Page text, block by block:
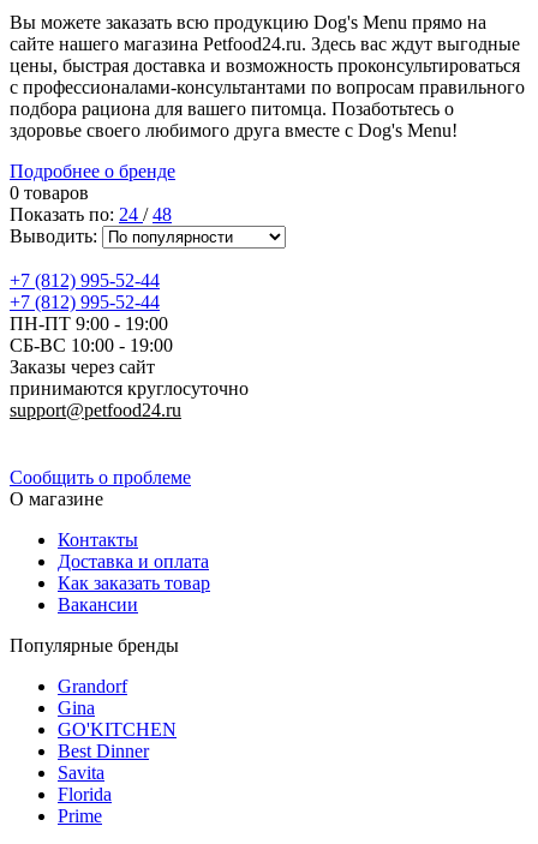
Вы можете заказать всю продукцию Dog's Menu прямо на
сайте нашего магазина Petfood24.ru. Здесь вас ждут выгодные
цены, быстрая доставка и возможность проконсультироваться
с профессионалами-консультантами по вопросам правильного
подбора рациона для вашего питомца. Позаботьтесь о
здоровье своего любимого друга вместе с Dog's Menu!
Подробнее о бренде
0 товаров
Показать по: 24 /48
Выводить:
+7 (812) 995-52-44
+7 (812) 995-52-44
ПН-ПТ 9:00 - 19:00
СБ-ВС 10:00 - 19:00
Заказы через сайт
принимаются круглосуточно
support@petfood24.ru
Сообщить о проблеме
О магазине
Контакты
Доставка и оплата
Как заказать товар
Вакансии
Популярные бренды
Grandorf
Gina
GO'KITCHEN
Best Dinner
Savita
Florida
Prime